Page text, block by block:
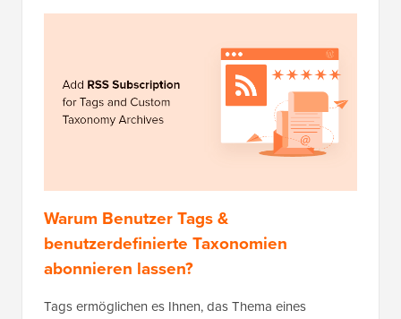
Warum Benutzer Tags &
benutzerdefinierte Taxonomien
abonnieren lassen?
Tags ermöglichen es Ihnen, das Thema eines